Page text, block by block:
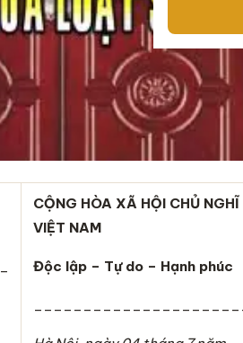
CỘNG HÒA XÃ HỘI CHỦ NGHĨ
VIỆT NAM
Độc lập – Tự do – Hạnh phúc